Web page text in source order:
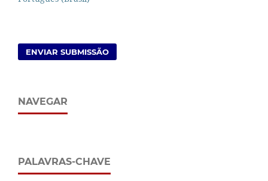
ENVIAR SUBMISSÃO
NAVEGAR
PALAVRAS-CHAVE